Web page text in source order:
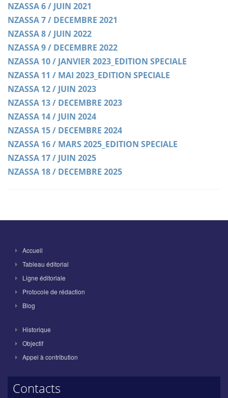
NZASSA 6 / JUIN 2021
NZASSA 7 / DECEMBRE 2021
NZASSA 8 / JUIN 2022
NZASSA 9 / DECEMBRE 2022
NZASSA 10 / JANVIER 2023_EDITION SPECIALE
NZASSA 11 / MAI 2023_EDITION SPECIALE
NZASSA 12 / JUIN 2023
NZASSA 13 / DECEMBRE 2023
NZASSA 14 / JUIN 2024
NZASSA 15 / DECEMBRE 2024
NZASSA 16 / MARS 2025_EDITION SPECIALE
NZASSA 17 / JUIN 2025
NZASSA 18 / DECEMBRE 2025
Accueil
Tableau éditorial
Ligne éditoriale
Protocole de rédaction
Blog
Historique
Objectif
Appel à contribution
Contacts